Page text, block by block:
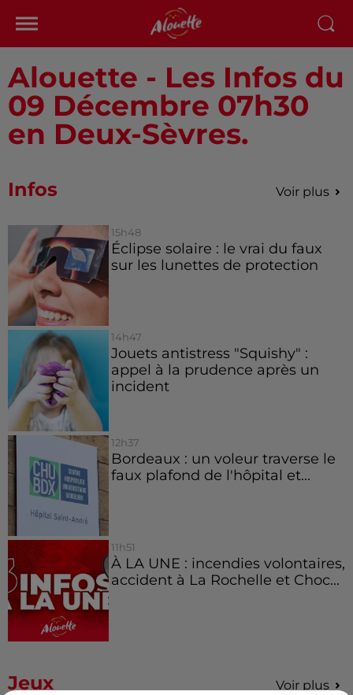
Alouette - Les Infos du
09 Décembre 07h30
en Deux-Sèvres.
Infos Voir plus
15h48
Éclipse solaire : le vrai du faux
sur les lunettes de protection
14h47
Jouets antistress "Squishy" :
appel à la prudence après un
incident
12h37
Bordeaux : un voleur traverse le
faux plafond de l'hôpital et...
11h51
À LA UNE : incendies volontaires,
accident à La Rochelle et Choc...
Jeux Voir plus